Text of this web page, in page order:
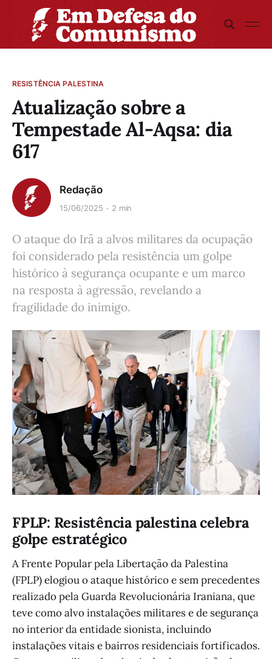
RESISTÊNCIA PALESTINA
Atualização sobre a
Tempestade Al-Aqsa: dia
617
Redação
15/06/2025 2 min
O ataque do Irã a alvos militares da ocupação
foi considerado pela resistência um golpe
histórico à segurança ocupante e um marco
na resposta à agressão, revelando a
fragilidade do inimigo.
FPLP: Resistência palestina celebra
golpe estratégico
A Frente Popular pela Libertação da Palestina
(FPLP) elogiou o ataque histórico e sem precedentes
realizado pela Guarda Revolucionária Iraniana, que
teve como alvo instalações militares e de segurança
no interior da entidade sionista, incluindo
instalações vitais e bairros residenciais fortificados.